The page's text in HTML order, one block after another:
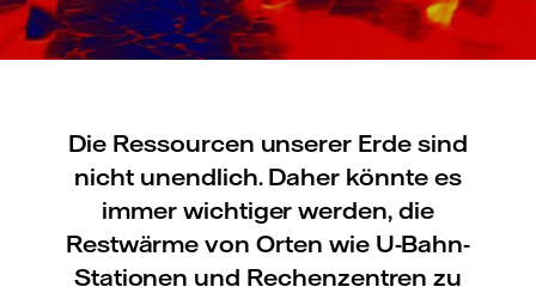
Die Ressourcen unserer Erde sind
nicht unendlich. Daher könnte es
immer wichtiger werden, die
Restwärme von Orten wie U-Bahn-
Stationen und Rechenzentren zu